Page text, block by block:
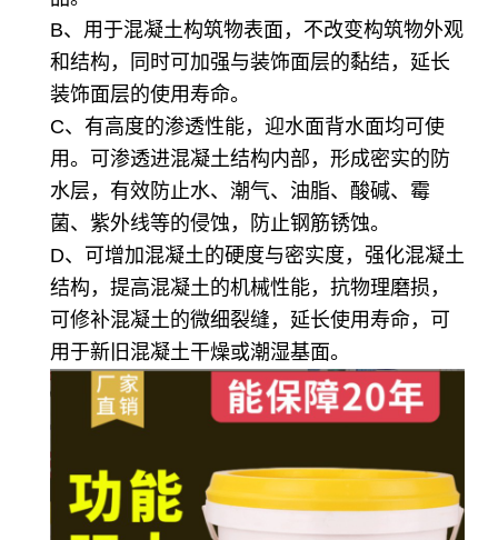
B、用于混凝土构筑物表面，不改变构筑物外观
和结构，同时可加强与装饰面层的黏结，延长
装饰面层的使用寿命。
C、有高度的渗透性能，迎水面背水面均可使
用。可渗透进混凝土结构内部，形成密实的防
水层，有效防止水、潮气、油脂、酸碱、霉
菌、紫外线等的侵蚀，防止钢筋锈蚀。
D、可增加混凝土的硬度与密实度，强化混凝土
结构，提高混凝土的机械性能，抗物理磨损，
可修补混凝土的微细裂缝，延长使用寿命，可
用于新旧混凝土干燥或潮湿基面。